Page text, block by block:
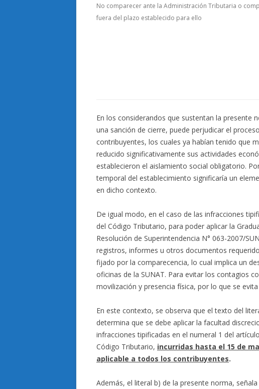
No comparecer ante la Administración Tributaria o
fuera del plazo establecido para ello
En los considerandos que sustentan la presente
una sanción de cierre, puede perjudicar el
contribuyentes, los cuales ya habían tenido que
reducido significativamente sus actividades
establecieron el aislamiento social obligatorio.
temporal del establecimiento significaría un
en dicho contexto.
De igual modo, en el caso de las infracciones
del Código Tributario, para poder aplicar la
Resolución de Superintendencia N° 063-2007/
registros, informes u otros documentos
fijado por la comparecencia, lo cual implica un
oficinas de la SUNAT. Para evitar los contagios
movilización y presencia física, por lo que se
En este contexto, se observa que el texto del
determina que se debe aplicar la facultad
infracciones tipificadas en el numeral 1 del
Código Tributario, incurridas hasta el 15 de
aplicable a todos los contribuyentes.
Además, el literal b) de la presente norma,